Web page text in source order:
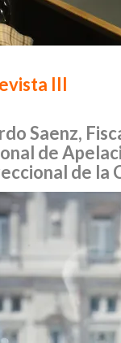
III
Saenz,
de
de la